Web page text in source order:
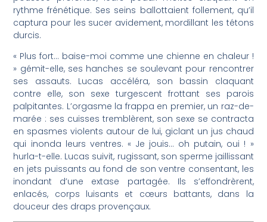
rythme frénétique. Ses seins ballottaient follement, qu’il
captura pour les sucer avidement, mordillant les tétons
durcis.
« Plus fort… baise-moi comme une chienne en chaleur !
» gémit-elle, ses hanches se soulevant pour rencontrer
ses assauts. Lucas accéléra, son bassin claquant
contre elle, son sexe turgescent frottant ses parois
palpitantes. L’orgasme la frappa en premier, un raz-de-
marée : ses cuisses tremblèrent, son sexe se contracta
en spasmes violents autour de lui, giclant un jus chaud
qui inonda leurs ventres. « Je jouis… oh putain, oui ! »
hurla-t-elle. Lucas suivit, rugissant, son sperme jaillissant
en jets puissants au fond de son ventre consentant, les
inondant d’une extase partagée. Ils s’effondrèrent,
enlacés, corps luisants et cœurs battants, dans la
douceur des draps provençaux.